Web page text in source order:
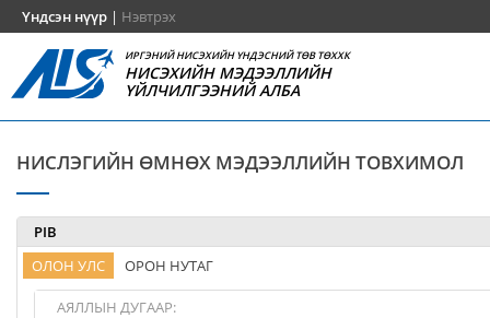
Үндсэн нүүр | Нэвтрэх
ИРГЭНИЙ НИСЭХИЙН ҮНДЭСНИЙ ТӨВ ТӨХХК
НИСЭХИЙН МЭДЭЭЛЛИЙН
ҮЙЛЧИЛГЭЭНИЙ АЛБА
НИСЛЭГИЙН ӨМНӨХ МЭДЭЭЛЛИЙН ТОВХИМОЛ
PIB
ОЛОН УЛС
ОРОН НУТАГ
АЯЛЛЫН ДУГААР: